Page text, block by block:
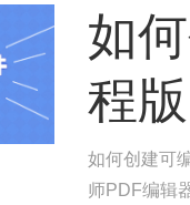
如
程版
如何创建可
师PDF编辑